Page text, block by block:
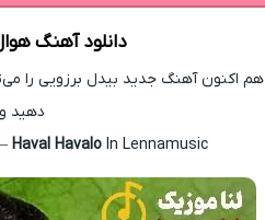
دانلود آهنگ
هم اکنون آهنگ جدید بیدل برزویی را
دهید
Haval HavaloIn Lennamusic